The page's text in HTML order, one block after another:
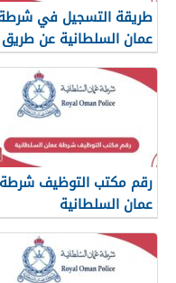
طريقة التسجيل في
عمان السلطانية عن طريق
الرسائل النصية
رقم مكتب التوظيف شرطة
عمان السلطانية